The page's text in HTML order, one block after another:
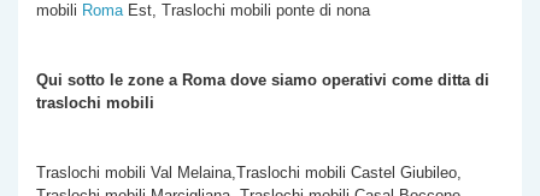
mobili RomaEst, Traslochi mobili ponte di nona
Qui sotto le zone a Roma dove siamo operativi come ditta di
traslochi mobili
Traslochi mobili Val Melaina,Traslochi mobili Castel Giubileo,